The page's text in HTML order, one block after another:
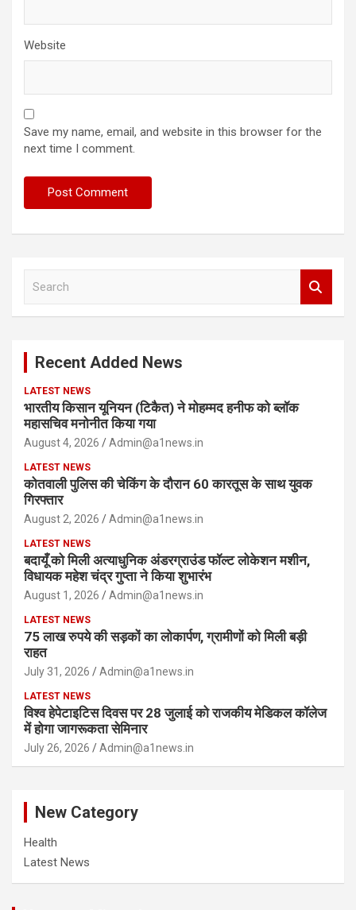
Website
Save my name, email, and website in this browser for the
next time I comment.
Recent Added News
LATEST NEWS
भारतीय किसान यूनियन (टिकैत) ने मोहम्मद हनीफ को ब्लॉक
महासचिव मनोनीत किया गया
August 4, 2026 Admin@a1news.in
LATEST NEWS
कोतवाली पुलिस की चेकिंग के दौरान 60 कारतूस के साथ युवक
गिरफ्तार
August 2, 2026 Admin@a1news.in
LATEST NEWS
बदायूँ को मिली अत्याधुनिक अंडरग्राउंड फॉल्ट लोकेशन मशीन,
विधायक महेश चंद्र गुप्ता ने किया शुभारंभ
August 1, 2026 Admin@a1news.in
LATEST NEWS
75 लाख रुपये की सड़कों का लोकार्पण, ग्रामीणों को मिली बड़ी
राहत
July 31, 2026 Admin@a1news.in
LATEST NEWS
विश्व हेपेटाइटिस दिवस पर 28 जुलाई को राजकीय मेडिकल कॉलेज
में होगा जागरूकता सेमिनार
July 26, 2026 Admin@a1news.in
New Category
Health
Latest News